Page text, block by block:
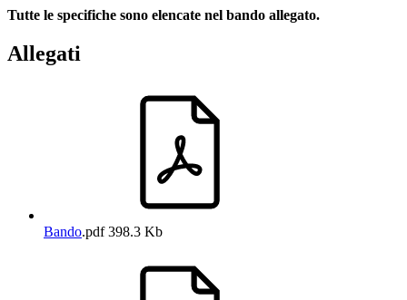
Tutte le specifiche sono elencate nel bando allegato.
Allegati
Bando.pdf398.3 Kb